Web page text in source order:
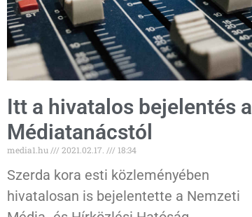
Itt a hivatalos bejelentés a
Médiatanácstól
media1.hu 2021.02.17. 18:34
Szerda kora esti közleményében
hivatalosan is bejelentette a Nemzeti